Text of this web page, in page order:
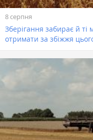
8 серпня
Зберігання забирає й
отримати за збіжжя